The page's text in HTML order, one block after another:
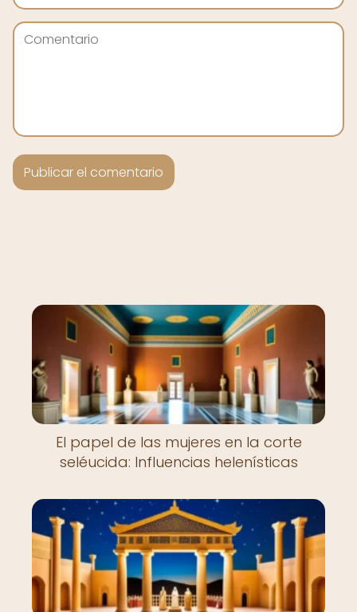
El papel de las mujeres en la corte
seléucida: Influencias helenísticas